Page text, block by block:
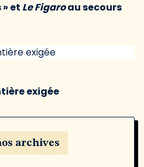
et Le Figaroau secours
exigée
archives